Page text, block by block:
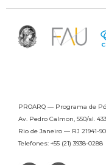
PROARQ — Programa de
Av. Pedro Calmon, 550/sl.
Rio de Janeiro — RJ 21941-
Telefones: +55 (21) 3938-0288